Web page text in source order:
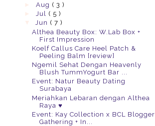
Aug ( 3 )
Jul ( 5 )
Jun ( 7 )
Althea Beauty Box: W.Lab Box +
First Impression
Koelf Callus Care Heel Patch &
Peeling Balm [review]
Ngemil Sehat Dengan Heavenly
Blush TummYogurt Bar ...
Event: Natur Beauty Dating
Surabaya
Meriahkan Lebaran dengan Althea
Raya ♥
Event: Kay Collection x BCL Blogger
Gathering + In...